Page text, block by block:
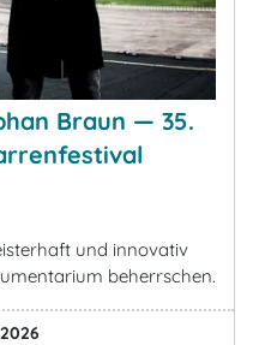
Braun — 35.
und innovativ
beherrschen.